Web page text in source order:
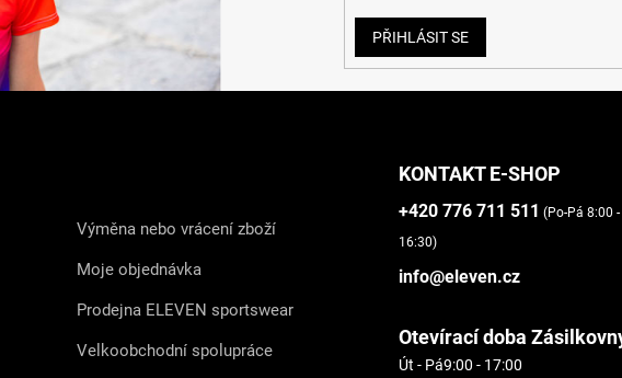
PŘIHLÁSIT SE
Výměna nebo vrácení zboží
Moje objednávka
Prodejna ELEVEN sportswear
Velkoobchodní spolupráce
KONTAKT E-SHOP
+420 776 711 511 (Po-Pá 8:00 -
16:30)
info@eleven.cz
Otevírací doba
Út - Pá9:00 - 17:00